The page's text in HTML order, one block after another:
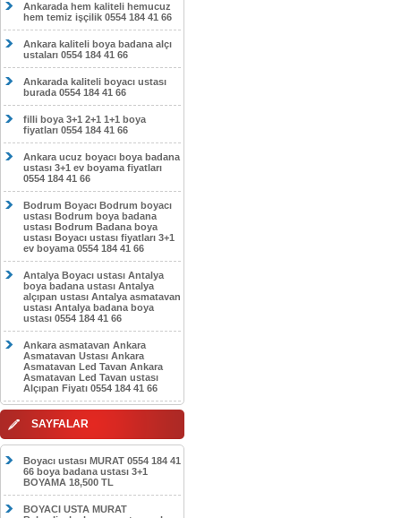
Ankarada hem kaliteli hemucuz
hem temiz işçilik 0554 184 41 66
Ankara kaliteli boya badana alçı
ustaları 0554 184 41 66
Ankarada kaliteli boyacı ustası
burada 0554 184 41 66
filli boya 3+1 2+1 1+1 boya
fiyatları 0554 184 41 66
Ankara ucuz boyacı boya badana
ustası 3+1 ev boyama fiyatları
0554 184 41 66
Bodrum Boyacı Bodrum boyacı
ustası Bodrum boya badana
ustası Bodrum Badana boya
ustası Boyacı ustası fiyatları 3+1
ev boyama 0554 184 41 66
Antalya Boyacı ustası Antalya
boya badana ustası Antalya
alçıpan ustası Antalya asmatavan
ustası Antalya badana boya
ustası 0554 184 41 66
Ankara asmatavan Ankara
Asmatavan Ustası Ankara
Asmatavan Led Tavan Ankara
Asmatavan Led Tavan ustası
Alçıpan Fiyatı 0554 184 41 66
SAYFALAR
Boyacı ustası MURAT 0554 184 41
66 boya badana ustası 3+1
BOYAMA 18,500 TL
BOYACI USTA MURAT